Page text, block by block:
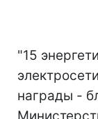
"15
награды -